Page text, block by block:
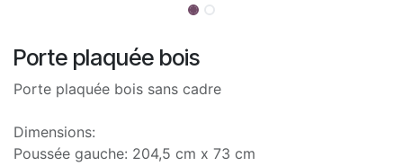
Porte plaquée bois
Porte plaquée bois sans cadre
Dimensions:
Poussée gauche: 204,5 cm x 73 cm